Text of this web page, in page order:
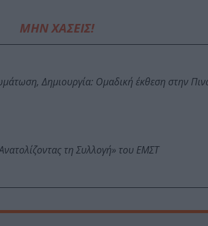
ΜΗΝ ΧΑΣΕΙΣ!
Δημιουργία: Ομαδική έκθεση στην
τη Συλλογή» του ΕΜΣΤ